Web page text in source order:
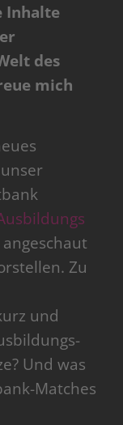
Inhalte
des
mich
Zu
und
Und was
Matches